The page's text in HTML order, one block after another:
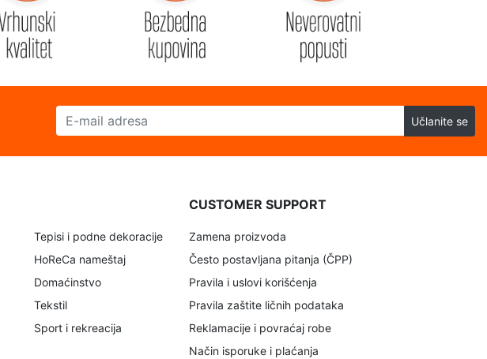
E-mail adresa
Učlanite se
Tepisi i podne dekoracije
HoReCa nameštaj
Domaćinstvo
Tekstil
Sport i rekreacija
CUSTOMER SUPPORT
Zamena proizvoda
Često postavljana pitanja (ČPP)
Pravila i uslovi korišćenja
Pravila zaštite ličnih podataka
Reklamacije i povraćaj robe
Način isporuke i plaćanja